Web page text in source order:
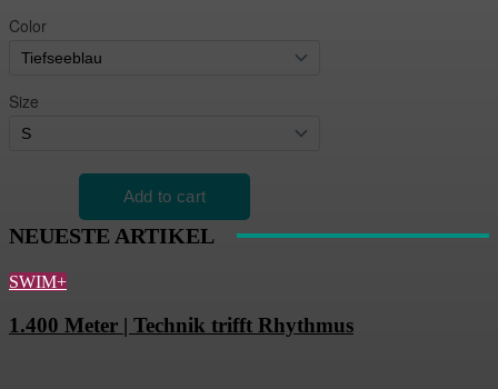
NEUESTE ARTIKEL
SWIM+
1.400 Meter | Technik trifft Rhythmus